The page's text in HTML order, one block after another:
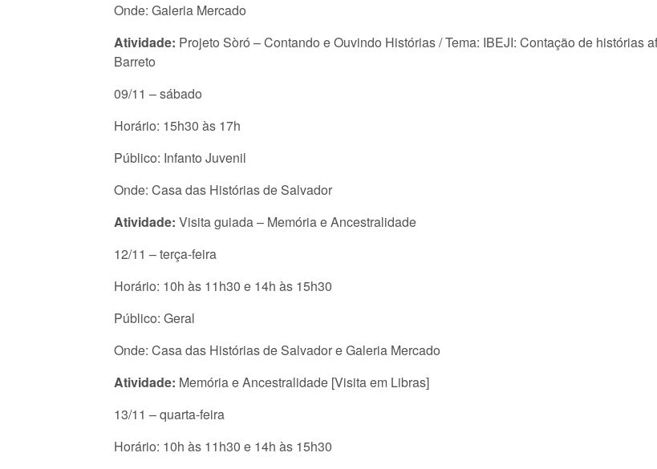
Onde: Galeria Mercado
Atividade: Projeto Sòró – Contando e Ouvindo Histórias / Tema: IBEJI: Contação de histórias
Barreto
09/11 – sábado
Horário: 15h30 às 17h
Público: Infanto Juvenil
Onde: Casa das Histórias de Salvador
Atividade: Visita guiada – Memória e Ancestralidade
12/11 – terça-feira
Horário: 10h às 11h30 e 14h às 15h30
Público: Geral
Onde: Casa das Histórias de Salvador e Galeria Mercado
Atividade: Memória e Ancestralidade [Visita em Libras]
13/11 – quarta-feira
Horário: 10h às 11h30 e 14h às 15h30